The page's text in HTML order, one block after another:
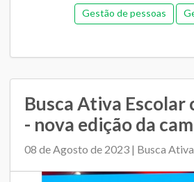
Gestão de pessoas
Relacionamento entre
Busca Ativa Escolar
- nova edição da
08 de Agosto de 2023 | Busca